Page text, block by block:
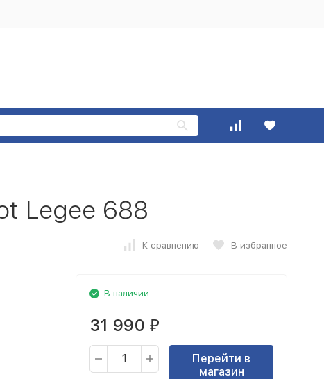
Legee 688
К сравнению В избранное
В наличии
31 990 ₽
Перейти в
магазин